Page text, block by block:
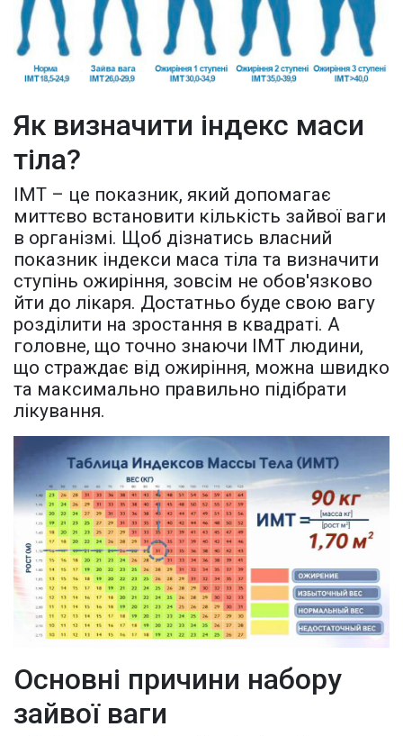
Як визначити індекс маси
тіла?
ІМТ – це показник, який допомагає
миттєво встановити кількість зайвої ваги
в організмі. Щоб дізнатись власний
показник індекси маса тіла та визначити
ступінь ожиріння, зовсім не обов'язково
йти до лікаря. Достатньо буде свою вагу
розділити на зростання в квадраті. А
головне, що точно знаючи ІМТ людини,
що страждає від ожиріння, можна швидко
та максимально правильно підібрати
лікування.
Основні причини набору
зайвої ваги